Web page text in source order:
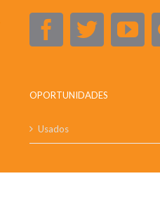
OPORTUNIDADES
Usados